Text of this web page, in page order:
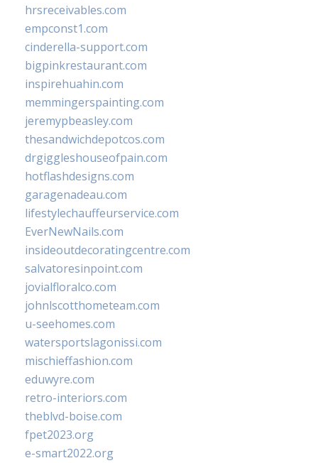
hrsreceivables.com
empconst1.com
cinderella-support.com
bigpinkrestaurant.com
inspirehuahin.com
memmingerspainting.com
jeremypbeasley.com
thesandwichdepotcos.com
drgiggleshouseofpain.com
hotflashdesigns.com
garagenadeau.com
lifestylechauffeurservice.com
EverNewNails.com
insideoutdecoratingcentre.com
salvatoresinpoint.com
jovialfloralco.com
johnlscotthometeam.com
u-seehomes.com
watersportslagonissi.com
mischieffashion.com
eduwyre.com
retro-interiors.com
theblvd-boise.com
fpet2023.org
e-smart2022.org